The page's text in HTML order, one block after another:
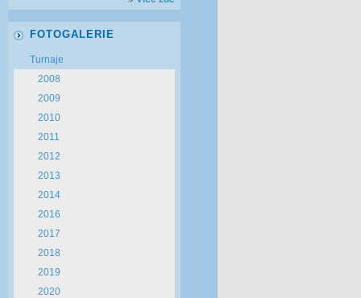
FOTOGALERIE
Turnaje
2008
2009
2010
2011
2012
2013
2014
2016
2017
2018
2019
2020